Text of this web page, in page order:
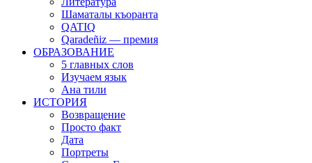
Шаматалы къоранта
QATIQ
Qaradeñiz — премия
ОБРАЗОВАНИЕ
5 главных слов
Изучаем язык
Ана тили
ИСТОРИЯ
Возвращение
Просто факт
Дата
Портреты